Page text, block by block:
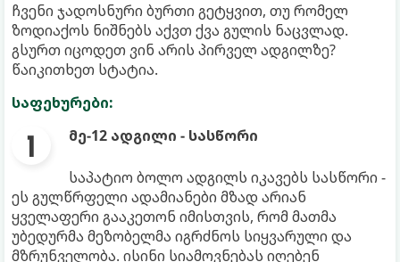
ჩვენი ჯადოსნური ბურთი გეტყვით, თუ რომელ
ზოდიაქოს ნიშნებს აქვთ ქვა გულის ნაცვლად.
გსურთ იცოდეთ ვინ არის პირველ ადგილზე?
წაიკითხეთ სტატია.
საფეხურები:
მე-12 ადგილი - სასწორი
საპატიო ბოლო ადგილს იკავებს სასწორი -
ეს გულწრფელი ადამიანები მზად არიან
ყველაფერი გააკეთონ იმისთვის, რომ მათმა
უბედურმა მეზობელმა იგრძნოს სიყვარული და
მზრუნველობა. ისინი სიამოვნებას იღებენ